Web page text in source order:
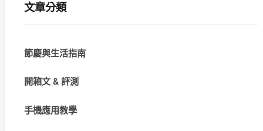
文章分類
節慶與生活指南
開箱文 & 評測
手機應用教學